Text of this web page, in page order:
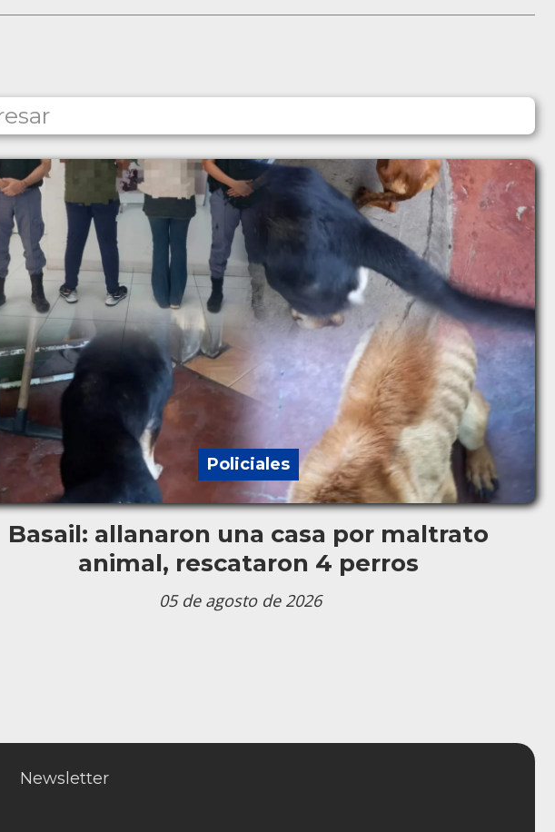
Basail: allanaron una casa por maltrato
animal, rescataron 4 perros
Policiales
05 de agosto de 2026
Newsletter